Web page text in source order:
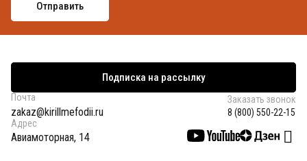
Подписка на рассылку
Почта
zakaz@kirillmefodii.ru
Заказать звонок
8 (800) 550-22-15
Адрес
Авиамоторная, 14